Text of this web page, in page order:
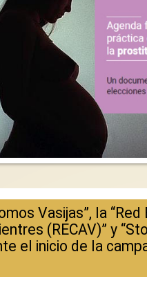
Vasijas”, la
(RECAV)” y
el inicio de la